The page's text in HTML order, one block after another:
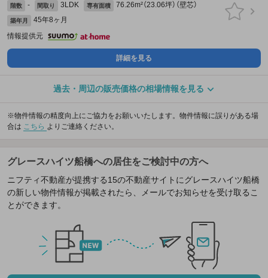
階数 - 間取り 3LDK 専有面積 76.26m²（23.06坪）（壁芯）
築年月
45年8ヶ月
情報提供元
詳細を見る
過去・周辺の販売価格の相場情報を見る
※物件情報の精度向上にご協力をお願いいたします。物件情報に誤りがある場
合は こちら よりご連絡ください。
グレースハイツ船橋への居住をご検討中の方へ
ニフティ不動産が提携する15の不動産サイトにグレースハイツ船橋
の新しい物件情報が掲載されたら、メールでお知らせを受け取るこ
とができます。